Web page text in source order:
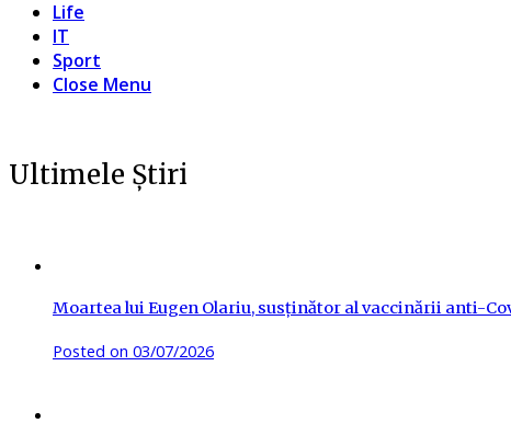
Life
IT
Sport
Close Menu
Ultimele Știri
Moartea lui Eugen Olariu, susținător al vaccinării anti-
Posted on 03/07/2026